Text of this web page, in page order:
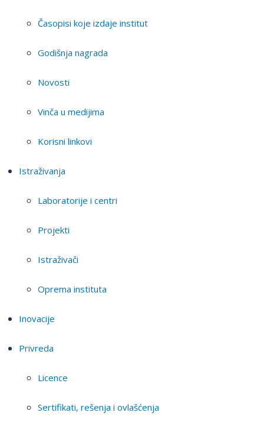
Časopisi koje izdaje institut
Godišnja nagrada
Novosti
Vinča u medijima
Korisni linkovi
Istraživanja
Laboratorije i centri
Projekti
Istraživači
Oprema instituta
Inovacije
Privreda
Licence
Sertifikati, rešenja i ovlašćenja